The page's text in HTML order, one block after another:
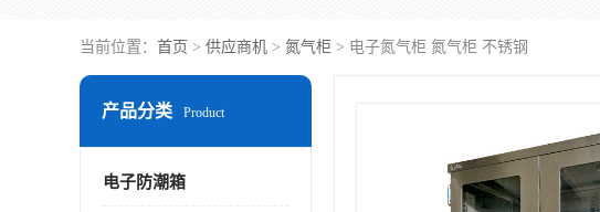
当前位置： 首页 > 供应商机 > 氮气柜 > 电子氮气柜 氮气柜 不锈钢
产品分类 Product
电子防潮箱